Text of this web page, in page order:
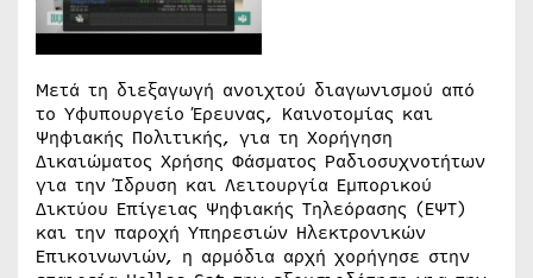
Μετά τη διεξαγωγή ανοιχτού διαγωνισμού από
το Υφυπουργείο Έρευνας, Καινοτομίας και
Ψηφιακής Πολιτικής, για τη Χορήγηση
Δικαιώματος Χρήσης Φάσματος Ραδιοσυχνοτήτων
για την Ίδρυση και Λειτουργία Εμπορικού
Δικτύου Επίγειας Ψηφιακής Τηλεόρασης (ΕΨΤ)
και την παροχή Υπηρεσιών Ηλεκτρονικών
Επικοινωνιών, η αρμόδια αρχή χορήγησε στην